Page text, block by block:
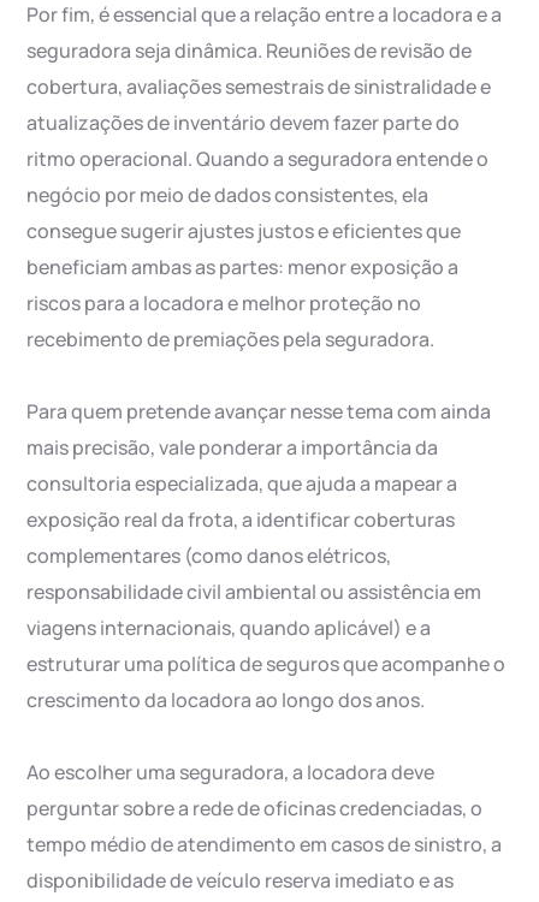
Por fim, é essencial que a relação entre a locadora e a
seguradora seja dinâmica. Reuniões de revisão de
cobertura, avaliações semestrais de sinistralidade e
atualizações de inventário devem fazer parte do
ritmo operacional. Quando a seguradora entende o
negócio por meio de dados consistentes, ela
consegue sugerir ajustes justos e eficientes que
beneficiam ambas as partes: menor exposição a
riscos para a locadora e melhor proteção no
recebimento de premiações pela seguradora.
Para quem pretende avançar nesse tema com ainda
mais precisão, vale ponderar a importância da
consultoria especializada, que ajuda a mapear a
exposição real da frota, a identificar coberturas
complementares (como danos elétricos,
responsabilidade civil ambiental ou assistência em
viagens internacionais, quando aplicável) e a
estruturar uma política de seguros que acompanhe o
crescimento da locadora ao longo dos anos.
Ao escolher uma seguradora, a locadora deve
perguntar sobre a rede de oficinas credenciadas, o
tempo médio de atendimento em casos de sinistro, a
disponibilidade de veículo reserva imediato e as